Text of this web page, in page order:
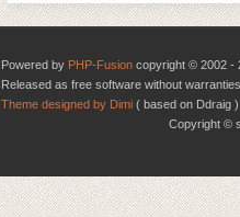
Powered by PHP-Fusion copyright © 2002 -
Released as free software without
Theme designed by Dimi ( based on Ddraig )
Copyright ©